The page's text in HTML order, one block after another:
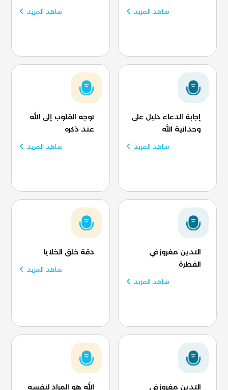
شاهد المزيد شاهد المزيد
إجابة الدعاء دليل على
وحدانية الله
شاهد المزيد
توجه القلوب إلى الله
عند ذكره
شاهد المزيد
التدين مغروز في
الفطرة
شاهد المزيد
دقة خلق الخلايا
شاهد المزيد
التدين مغروز في الله هو المراد لنفسه